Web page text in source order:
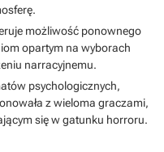
możliwość ponownego
opartym na wyborach
narracyjnemu.
psychologicznych,
z wieloma graczami,
się w gatunku horroru.